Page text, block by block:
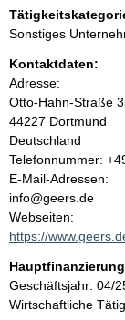
n
i
n
h
a
l
t
Sonstiges
Kontaktdaten:
Adresse:
Otto-Hahn-Straße
44227 Dortmund
Deutschland
K
o
n
t
a
t
i
n
Telefonnummer:
E-Mail-Adressen:
info@geers.de
Webseiten:
https://
Geschäftsjahr: 04/
Wirtschaftliche